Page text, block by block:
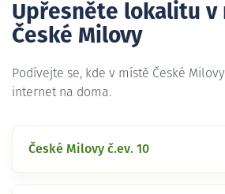
Upřesněte lokalitu v
České Milovy
Podívejte se, kde v místě České
internet na doma.
České Milovy č.ev. 10